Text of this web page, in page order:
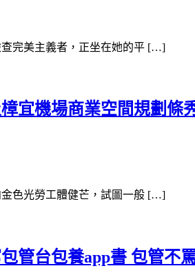
完美主義者，正坐在她的平 […]
宜機場商業空間規劃條
色光勞工體健芒，試圖一般 […]
管台包養app書 包管不